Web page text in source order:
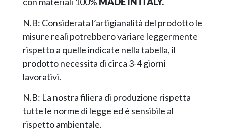
N.B: Considerata l’artigianalità del prodotto le
misure reali potrebbero variare leggermente
rispetto a quelle indicate nella tabella, il
prodotto necessita di circa 3-4 giorni
lavorativi.
N.B: La nostra filiera di produzione rispetta
tutte le norme di legge ed è sensibile al
rispetto ambientale.